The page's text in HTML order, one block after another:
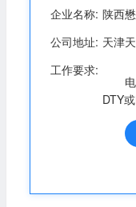
企业名称: 陕西
公司地址: 天津
工作要求:
DTY